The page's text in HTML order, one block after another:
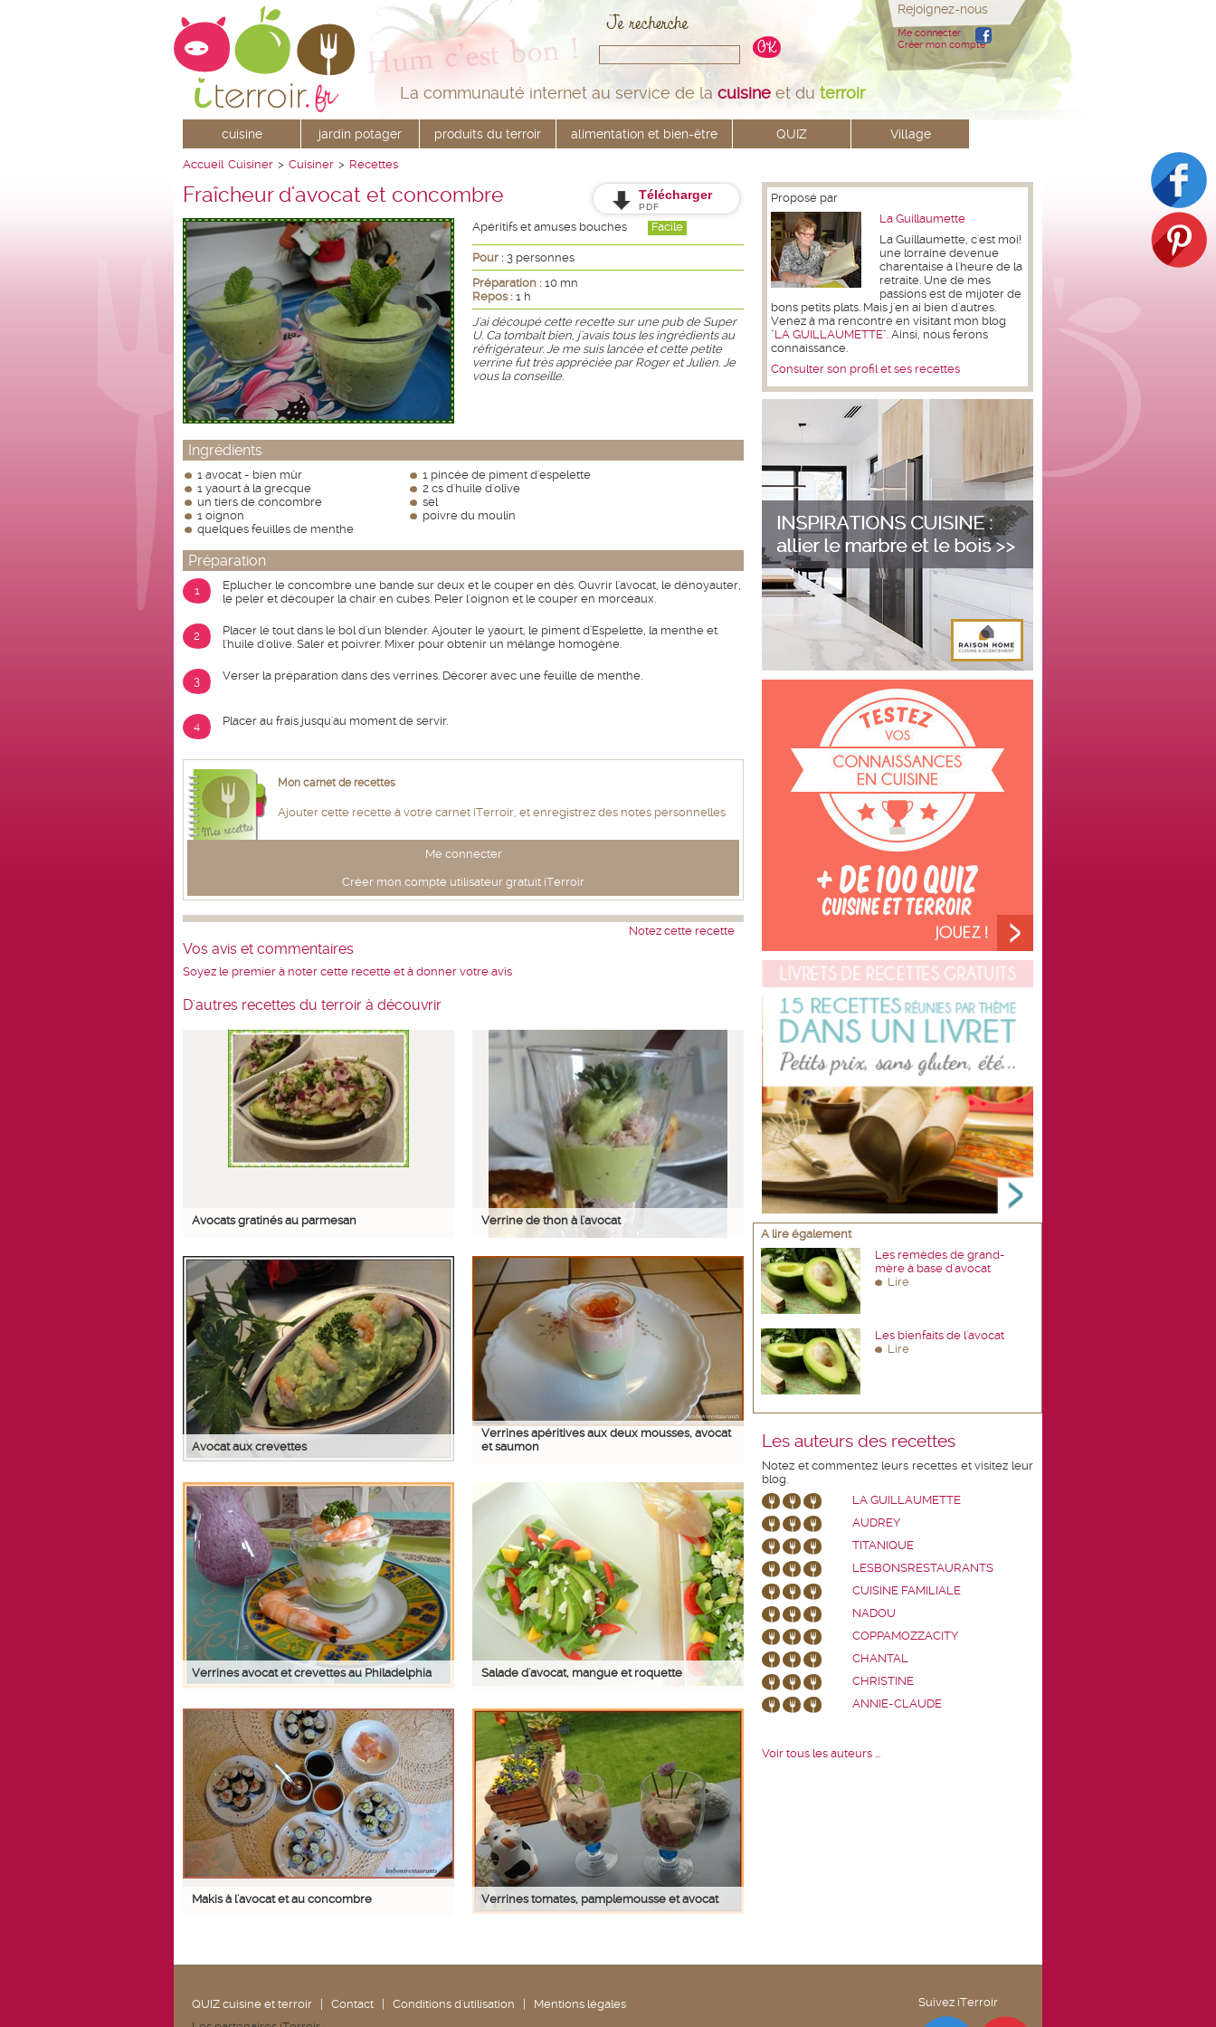
La communauté internet au service de la cuisine et duterroir
Rejoignez-nous
Me connecter
Créer mon compte
cuisine jardin potager produits du terroir alimentation et bien-être QUIZ Village
Accueil Cuisiner > Cuisiner > Recettes
Fraîcheur d'avocat et concombre Télécharger
PDF
Apéritifs et amuses bouches Facile
Pour : 3 personnes
Préparation : 10 mn
Repos : 1 h
J'ai découpé cette recette sur une pub de Super
U. Ca tombait bien, j'avais tous les ingrédients au
réfrigérateur. Je me suis lancée et cette petite
verrine fut très appréciée par Roger et Julien. Je
vous la conseille.
Ingrédients
1 avocat - bien mûr
1 yaourt à la grecque
un tiers de concombre
1 oignon
quelques feuilles de menthe
1 pincée de piment d'espelette
2 cs d'huile d'olive
sel
poivre du moulin
Préparation
1
Eplucher le concombre une bande sur deux et le couper en dés. Ouvrir l'avocat, le dénoyauter,
le peler et découper la chair en cubes. Peler l'oignon et le couper en morceaux.
2
Placer le tout dans le bol d'un blender. Ajouter le yaourt, le piment d'Espelette, la menthe et
l'huile d'olive. Saler et poivrer. Mixer pour obtenir un mélange homogène.
3 Verser la préparation dans des verrines. Décorer avec une feuille de menthe.
4 Placer au frais jusqu'au moment de servir.
Mon carnet de recettes
Ajouter cette recette à votre carnet iTerroir, et enregistrez des notes personnelles
Me connecter
Créer mon compte utilisateur gratuit iTerroir
Notez cette recette
Vos avis et commentaires
Soyez le premier à noter cette recette et à donner votre avis
D'autres recettes du terroir à découvrir
Avocats gratinés au parmesan Verrine de thon à l'avocat
Avocat aux crevettes
Verrines apéritives aux deux mousses, avocat
et saumon
Verrines avocat et crevettes au Philadelphia Salade d'avocat, mangue et roquette
Makis à l'avocat et au concombre Verrines tomates, pamplemousse et avocat
Proposé par
La Guillaumette
La Guillaumette, c'est moi!
une lorraine devenue
charentaise à l'heure de la
retraite. Une de mes
passions est de mijoter de
bons petits plats. Mais j'en ai bien d'autres.
Venez à ma rencontre en visitant mon blog
"LA GUILLAUMETTE". Ainsi, nous ferons
connaissance.
Consulter son profil et ses recettes
A lire également
Les remèdes de grand-
mère à base d'avocat
Lire
Les bienfaits de l'avocat
Lire
Les auteurs des recettes
Notez et commentez leurs recettes et visitez leur
blog.
LA GUILLAUMETTE
AUDREY
TITANIQUE
LESBONSRESTAURANTS
CUISINE FAMILIALE
NADOU
COPPAMOZZACITY
CHANTAL
CHRISTINE
ANNIE-CLAUDE
Voir tous les auteurs ...
QUIZ cuisine et terroir Contact Conditions d'utilisation
Mentions légales
Suivez iTerroir